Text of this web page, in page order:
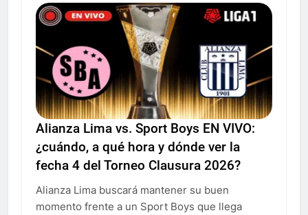
Alianza Lima vs. Sport Boys EN VIVO:
¿cuándo, a qué hora y dónde ver la
fecha 4 del Torneo Clausura 2026?
Alianza Lima buscará mantener su buen
momento frente a un Sport Boys que llega